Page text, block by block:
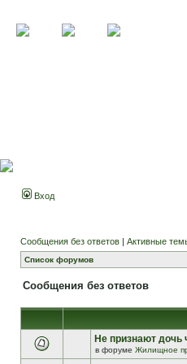
Вход
Сообщения без ответов | Активные
Список форумов
Сообщения без ответов
Не признают
в форуме Жилищное